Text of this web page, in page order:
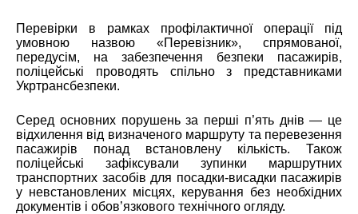
Перевірки в рамках профілактичної операції під
умовною назвою «Перевізник», спрямованої,
передусім, на забезпечення безпеки пасажирів,
поліцейські проводять спільно з представниками
Укртрансбезпеки.
Серед основних порушень за перші п’ять днів — це
відхилення від визначеного маршруту та перевезення
пасажирів понад встановлену кількість. Також
поліцейські зафіксували зупинки маршрутних
транспортних засобів для посадки-висадки пасажирів
у невстановлених місцях, керування без необхідних
документів і обов’язкового технічного огляду.